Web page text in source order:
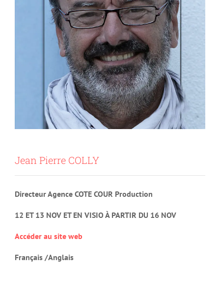
Jean Pierre COLLY
Directeur Agence COTE COUR Production
12 ET 13 NOV ET EN VISIO À PARTIR DU 16 NOV
Accéder au site web
Français /Anglais